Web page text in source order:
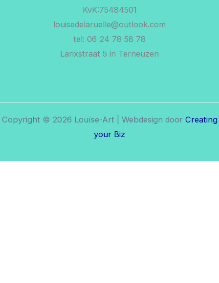
KvK:75484501
louisedelaruelle@outlook.com
tel: 06 24 78 58 78
Larixstraat 5 in Terneuzen
Copyright © 2026 Louïse-Art | Webdesign door Creating
your Biz